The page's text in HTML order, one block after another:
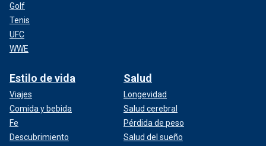
Golf
Tenis
UFC
WWE
Estilo de vida
Viajes
Comida y bebida
Fe
Descubrimiento
Salud
Longevidad
Salud cerebral
Pérdida de peso
Salud del sueño